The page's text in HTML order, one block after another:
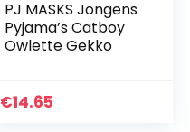
PJ MASKS Jongens
Pyjama’s Catboy
Owlette Gekko
€14.65